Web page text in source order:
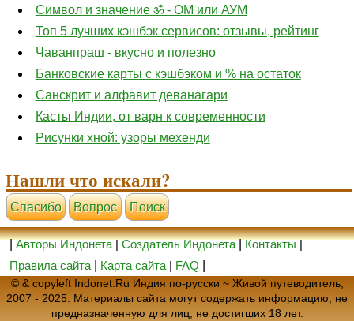
Символ и значение ॐ - ОМ или АУМ
Топ 5 лучших кэшбэк сервисов: отзывы, рейтинг
Чаванпраш - вкусно и полезно
Банковские карты с кэшбэком и % на остаток
Санскрит и алфавит деванагари
Касты Индии, от варн к современности
Рисунки хной: узоры мехенди
Нашли что искали?
Cпасибо Вопрос Поиск
|Авторы Индонета|Создатель Индонета|Контакты|
Правила сайта
Карта сайта | FAQ
© & copyleft Indonet.Ru Индия по-русски ~ Живой путеводитель,
2007 - 2025. Материалы сайта могут содержать информацию, не
предназначенную для лиц, не достигших 18 лет.